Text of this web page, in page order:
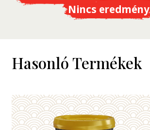
Nincs eredmény
Hasonló Termékek